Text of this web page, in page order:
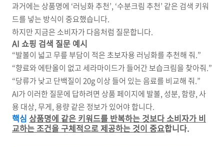
과거에는 상품명에 ‘러닝화 추천’, ‘수분크림 추천’ 같은 검색 키워
드를 넣는 방식이 중요했습니다.
하지만 지금은 소비자가 다음처럼 질문합니다.
AI 쇼핑 검색 질문 예시
“발볼이 넓고 무릎 부담이 적은 초보자용 러닝화를 추천해 줘.”
“향료와 에탄올이 없고 세라마이드가 들어간 보습크림을 찾아줘.”
“당류가 낮고 단백질이 20g 이상 들어 있는 음료를 비교해 줘.”
AI가 이러한 질문에 답하려면 상품 페이지에 발볼, 성분, 함량, 사
용 대상, 무게, 용량 같은 정보가 있어야 합니다.
핵심 상품명에 같은 키워드를 반복하는 것보다 소비자가 비
교하는 조건을 구체적으로 제공하는 것이 중요합니다.